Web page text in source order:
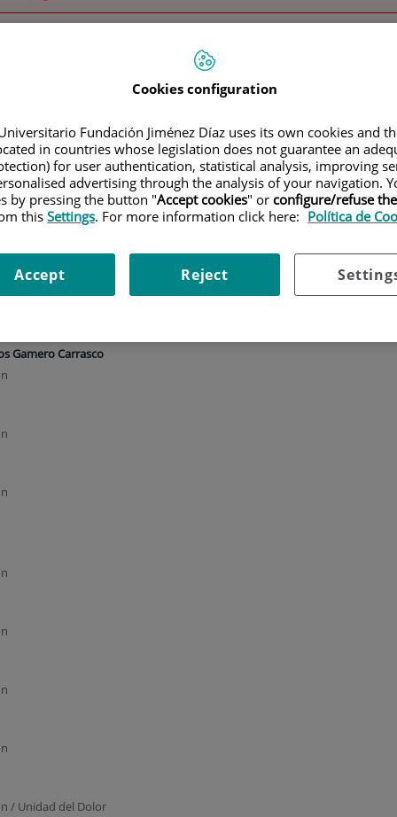
Specialty
Gamero Carrasco
/ Unidad del Dolor
Cookies configuration
Fundación Jiménez Díaz uses its own cookies and
in countries whose legislation does not guarantee an
for user authentication, statistical analysis, improving
advertising through the analysis of your navigation.
by pressing the button "Accept cookies" or configure/refuse
thisSettings. For more information click here: Política de
Reject
Accept